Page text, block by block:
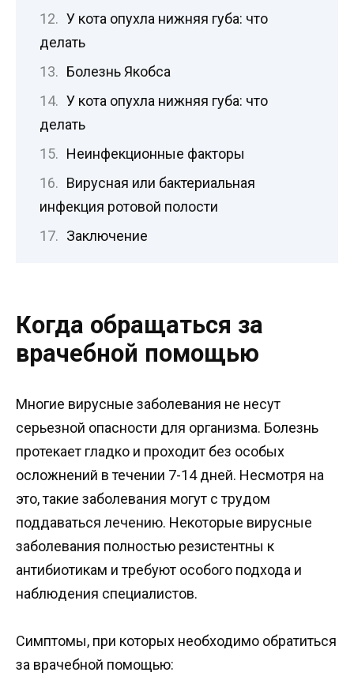
У кота опухла нижняя губа: что
делать
Болезнь Якобса
У кота опухла нижняя губа: что
делать
Неинфекционные факторы
Вирусная или бактериальная
инфекция ротовой полости
Заключение
Когда обращаться за
врачебной помощью
Многие вирусные заболевания не несут
серьезной опасности для организма. Болезнь
протекает гладко и проходит без особых
осложнений в течении 7-14 дней. Несмотря на
это, такие заболевания могут с трудом
поддаваться лечению. Некоторые вирусные
заболевания полностью резистентны к
антибиотикам и требуют особого подхода и
наблюдения специалистов.
Симптомы, при которых необходимо обратиться
за врачебной помощью: